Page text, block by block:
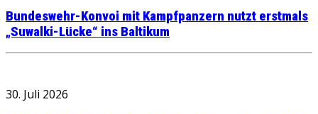
Bundeswehr-Konvoi mit Kampfpanzern nutzt erstmals
„Suwalki-Lücke“ ins Baltikum
30. Juli 2026